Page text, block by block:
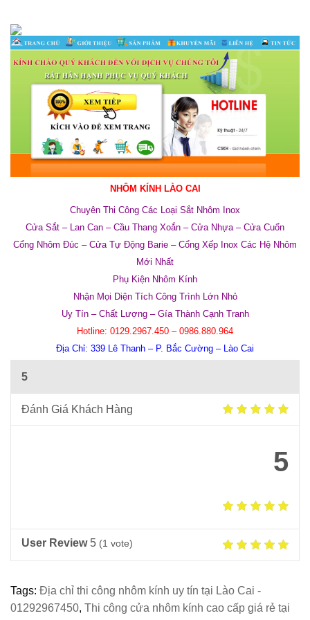
NHÔM KÍNH LÀO CAI
Chuyên Thi Công Các Loại Sắt Nhôm Inox
Cửa Sắt – Lan Can – Cầu Thang Xoắn – Cửa Nhựa – Cửa Cuốn
Cổng Nhôm Đúc – Cửa Tự Động Barie – Cổng Xếp Inox Các Hệ Nhôm
Mới Nhất
Phụ Kiện Nhôm Kính
Nhận Mọi Diện Tích Công Trình Lớn Nhỏ
Uy Tín – Chất Lượng – Gía Thành Cạnh Tranh
Hotline: 0129.2967.450 – 0986.880.964
Địa Chỉ: 339 Lê Thanh – P. Bắc Cường – Lào Cai
5
Đánh Giá Khách Hàng
5
User Review 5 (1 vote)
Tags: Địa chỉ thi công nhôm kính uy tín tại Lào Cai -
01292967450, Thi công cửa nhôm kính cao cấp giá rẻ tại